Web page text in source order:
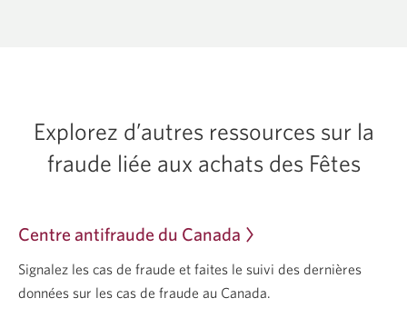
Explorez d’autres ressources sur la
fraude liée aux achats des Fêtes
Centre antifraude du Canada Une
nouvelle
fenêtre
Signalez les cas de fraude et faites le suivi des dernières
données sur les cas de fraude au Canada.